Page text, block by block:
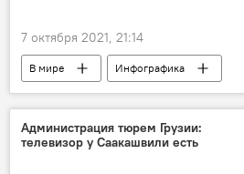
7 октября 2021, 21:14
В мире Инфографика
Администрация тюрем Грузии:
телевизор у Саакашвили есть